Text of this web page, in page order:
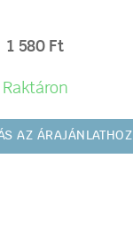
1 580 Ft
Raktáron
AZ ÁRAJÁNLATHOZ